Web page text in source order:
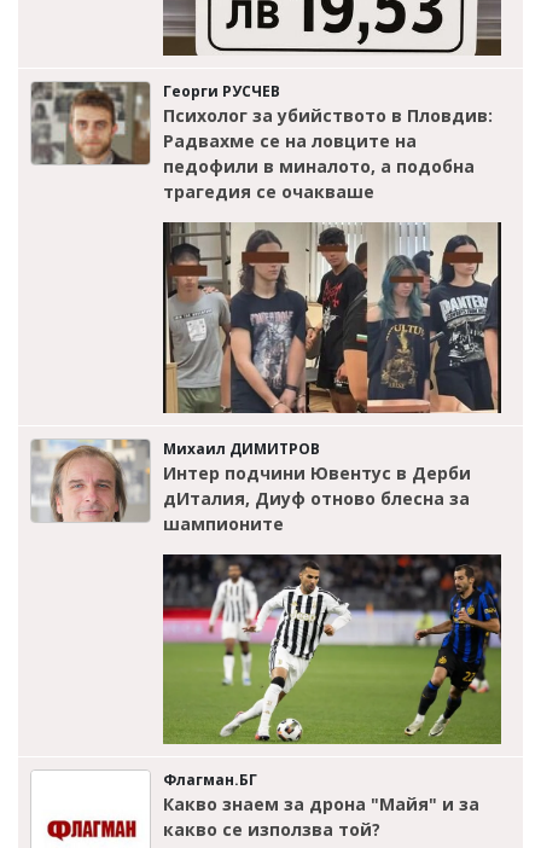
Георги РУСЧЕВ
Психолог за убийството в Пловдив:
Радвахме се на ловците на
педофили в миналото, а подобна
трагедия се очакваше
Михаил ДИМИТРОВ
Интер подчини Ювентус в Дерби
дИталия, Диуф отново блесна за
шампионите
Флагман.БГ
Какво знаем за дрона "Майя" и за
какво се използва той?